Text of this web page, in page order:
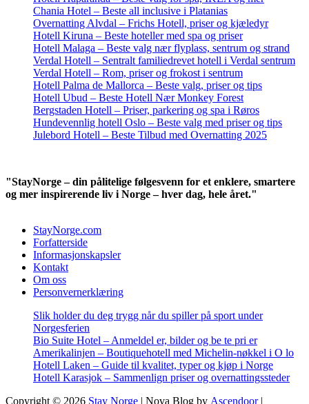
Chania Hotel – Beste all inclusive i Platanias
Overnatting Alvdal – Frichs Hotell, priser og kjæledyr
Hotell Kiruna – Beste hoteller med spa og priser
Hotell Malaga – Beste valg nær flyplass, sentrum og strand
Verdal Hotell – Sentralt familiedrevet hotell i Verdal sentrum
Verdal Hotell – Rom, priser og frokost i sentrum
Hotell Palma de Mallorca – Beste valg, priser og tips
Hotell Ubud – Beste Hotell Nær Monkey Forest
Bergstaden Hotell – Priser, parkering og spa i Røros
Hundevennlig hotell Oslo – Beste valg med priser og tips
Julebord Hotell – Beste Tilbud med Overnatting 2025
"StayNorge – din pålitelige følgesvenn for et enklere, smartere
og mer inspirerende liv i Norge – hver dag, hele året."
StayNorge.com
Forfatterside
Informasjonskapsler
Kontakt
Om oss
Personvernerklæring
Slik holder du deg trygg når du spiller på sport under
Norgesferien
Bio Suite Hotel – Anmeldel er, bilder og be te pri er
Amerikalinjen – Boutiquehotell med Michelin-nøkkel i O lo
Hotell Laken – Guide til kvalitet, typer og kjøp i Norge
Hotell Karasjok – Sammenlign priser og overnattingssteder
Copyright © 2026 Stay Norge | Nova Blog by Ascendoor|